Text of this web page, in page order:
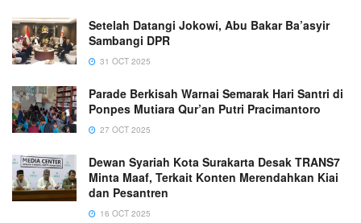
Setelah Datangi Jokowi, Abu Bakar Ba’asyir
Sambangi DPR
31 OCT 2025
Parade Berkisah Warnai Semarak Hari Santri di
Ponpes Mutiara Qur’an Putri Pracimantoro
27 OCT 2025
Dewan Syariah Kota Surakarta Desak TRANS7
Minta Maaf, Terkait Konten Merendahkan Kiai
dan Pesantren
16 OCT 2025